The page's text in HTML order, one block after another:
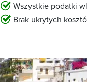
Wszystkie podatki
Brak ukrytych